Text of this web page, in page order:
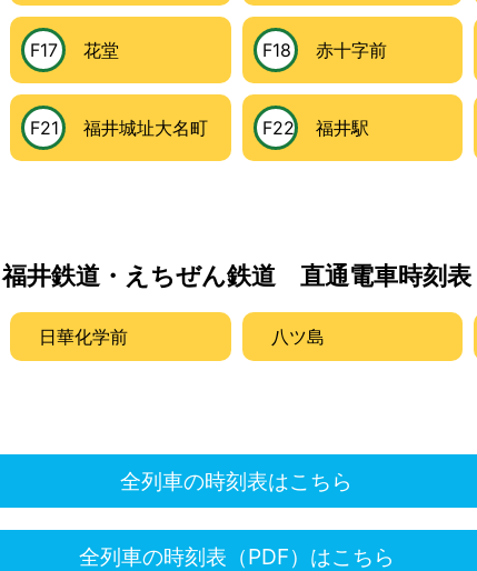
F17 花堂 F18 赤十字前
F21 福井城址大名町 F22福井駅
福井鉄道・えちぜん鉄道 直通電車時刻表
日華化学前 八ツ島
全列車の時刻表はこちら
全列車の時刻表（PDF）はこちら